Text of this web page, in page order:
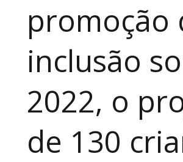
promoção
inclusão
2022, o
de 130